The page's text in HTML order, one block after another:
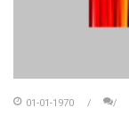
01-01-1970